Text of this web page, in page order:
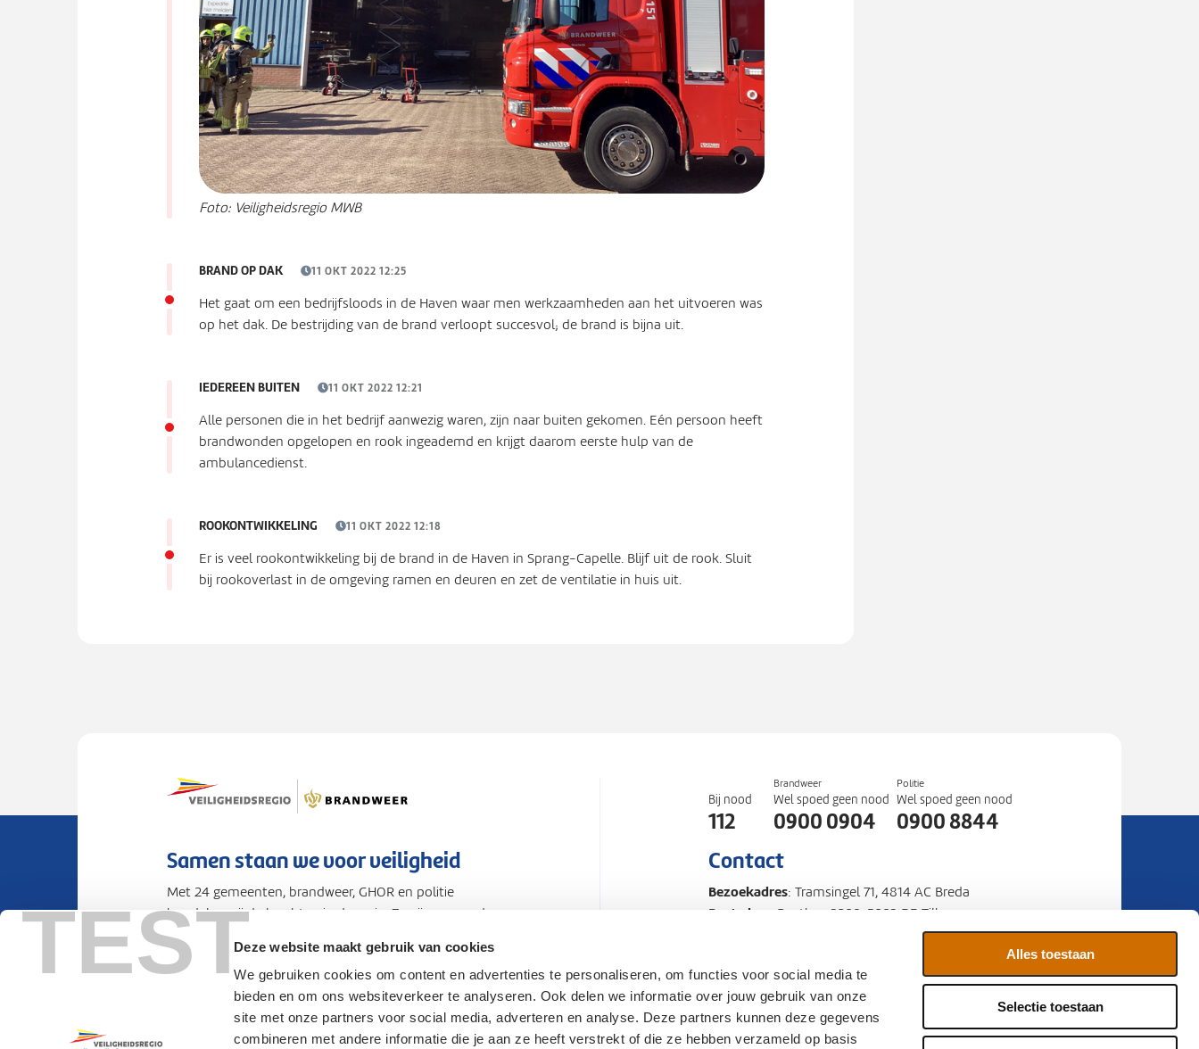
TESTDeze website maakt gebruik van cookies
We gebruiken cookies om content en advertenties te personaliseren, om functies voor social media te
bieden en om ons websiteverkeer te analyseren. Ook delen we informatie over jouw gebruik van onze
site met onze partners voor social media, adverteren en analyse. Deze partners kunnen deze gegevens
combineren met andere informatie die je aan ze heeft verstrekt of die ze hebben verzameld op basis
Alles toestaan
Selectie toestaan
Foto: Veiligheidsregio MWB
BRAND OP DAK 11 OKT 2022 12:25
Het gaat om een bedrijfsloods in de Haven waar men werkzaamheden aan het uitvoeren was
op het dak. De bestrijding van de brand verloopt succesvol; de brand is bijna uit.
IEDEREEN BUITEN 11 OKT 2022 12:21
Alle personen die in het bedrijf aanwezig waren, zijn naar buiten gekomen. Eén persoon heeft
brandwonden opgelopen en rook ingeademd en krijgt daarom eerste hulp van de
ambulancedienst.
ROOKONTWIKKELING 11 OKT 2022 12:18
Er is veel rookontwikkeling bij de brand in de Haven in Sprang-Capelle. Blijf uit de rook. Sluit
bij rookoverlast in de omgeving ramen en deuren en zet de ventilatie in huis uit.
Samen staan we voor veiligheid
Met 24 gemeenten, brandweer, GHOR en politie
bundelen wij de krachten in de regio. Zo zijn we goed
voorbereid op rampen en crises.
Cookies Toegankelijkheid Proclaimer
Bij nood
112
Brandweer
Wel spoed geen nood
0900 0904
Politie
Wel spoed geen nood
0900 8844
Contact
Bezoekadres: Tramsingel 71, 4814 AC Breda
Postadres : Postbus 3208, 5003 DE Tilburg
Pers en Media Contact Sitemap